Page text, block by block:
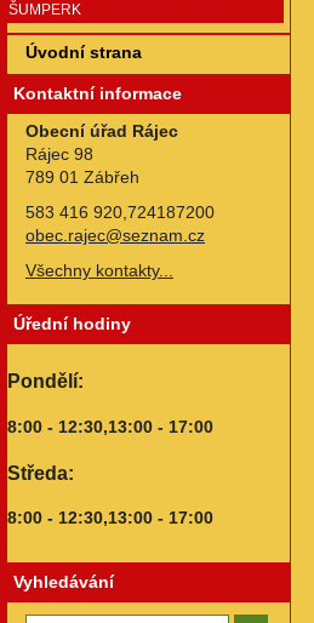
ŠUMPERK
Úvodní strana
Kontaktní informace
Obecní úřad Rájec
Rájec 98
789 01 Zábřeh
583 416 920,724187200
obec.rajec@seznam.cz
Všechny kontakty...
Úřední hodiny
Pondělí:
8:00 - 12:30,13:00 - 17:00
Středa:
8:00 - 12:30,13:00 - 17:00
Vyhledávání